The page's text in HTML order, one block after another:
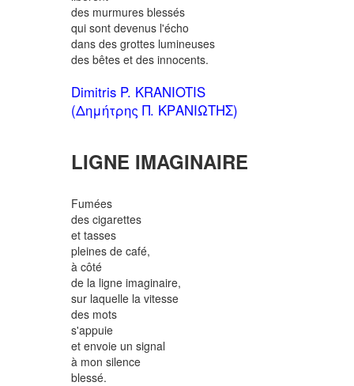
des murmures blessés
qui sont devenus l'écho
dans des grottes lumineuses
des bêtes et des innocents.
Dimitris P. KRANIOTIS
(Δημήτρης Π. ΚΡΑΝΙΩΤΗΣ)
LIGNE IMAGINAIRE
Fumées
des cigarettes
et tasses
pleines de café,
à côté
de la ligne imaginaire,
sur laquelle la vitesse
des mots
s'appuie
et envoie un signal
à mon silence
blessé.